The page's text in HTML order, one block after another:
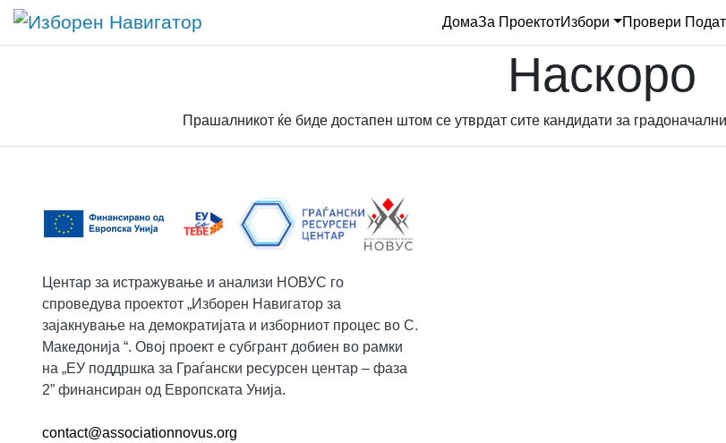
Main Navigation ДомаЗа ПроектотИзбори Провери
Наскоро
Прашалникот ќе биде достапен штом се утврдат сите кандидати за
Центар за истражување и анализи НОВУС го
спроведува проектот „Изборен Навигатор за
зајакнување на демократијата и изборниот процес во С.
Македонија “. Овој проект е субгрант добиен во рамки
на „ЕУ поддршка за Граѓански ресурсен центар – фаза
2” финансиран од Европската Унија.
contact@associationnovus.org